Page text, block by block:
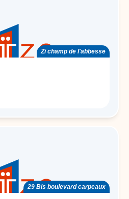
Zi champ de l'abbesse
29 Bis boulevard carpeaux